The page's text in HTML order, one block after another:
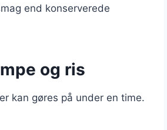
end konserverede
og ris
kan gøres på under en time.